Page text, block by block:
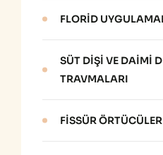
FLORID
SÜT DIŞI VE DAIMI
TRAVMALARI
FISSÜR ÖRTÜCÜLER